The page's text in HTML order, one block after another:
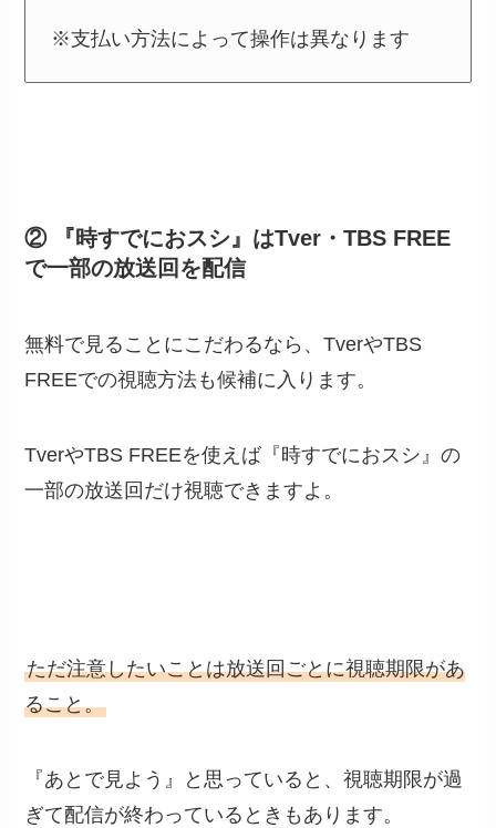
※支払い方法によって操作は異なります
② 『時すでにおスシ』はTver・TBS FREE
で一部の放送回を配信
無料で見ることにこだわるなら、TverやTBS
FREEでの視聴方法も候補に入ります。
TverやTBS FREEを使えば『時すでにおスシ』の
一部の放送回だけ視聴できますよ。
ただ注意したいことは放送回ごとに視聴期限があ
ること。
『あとで見よう』と思っていると、視聴期限が過
ぎて配信が終わっているときもあります。